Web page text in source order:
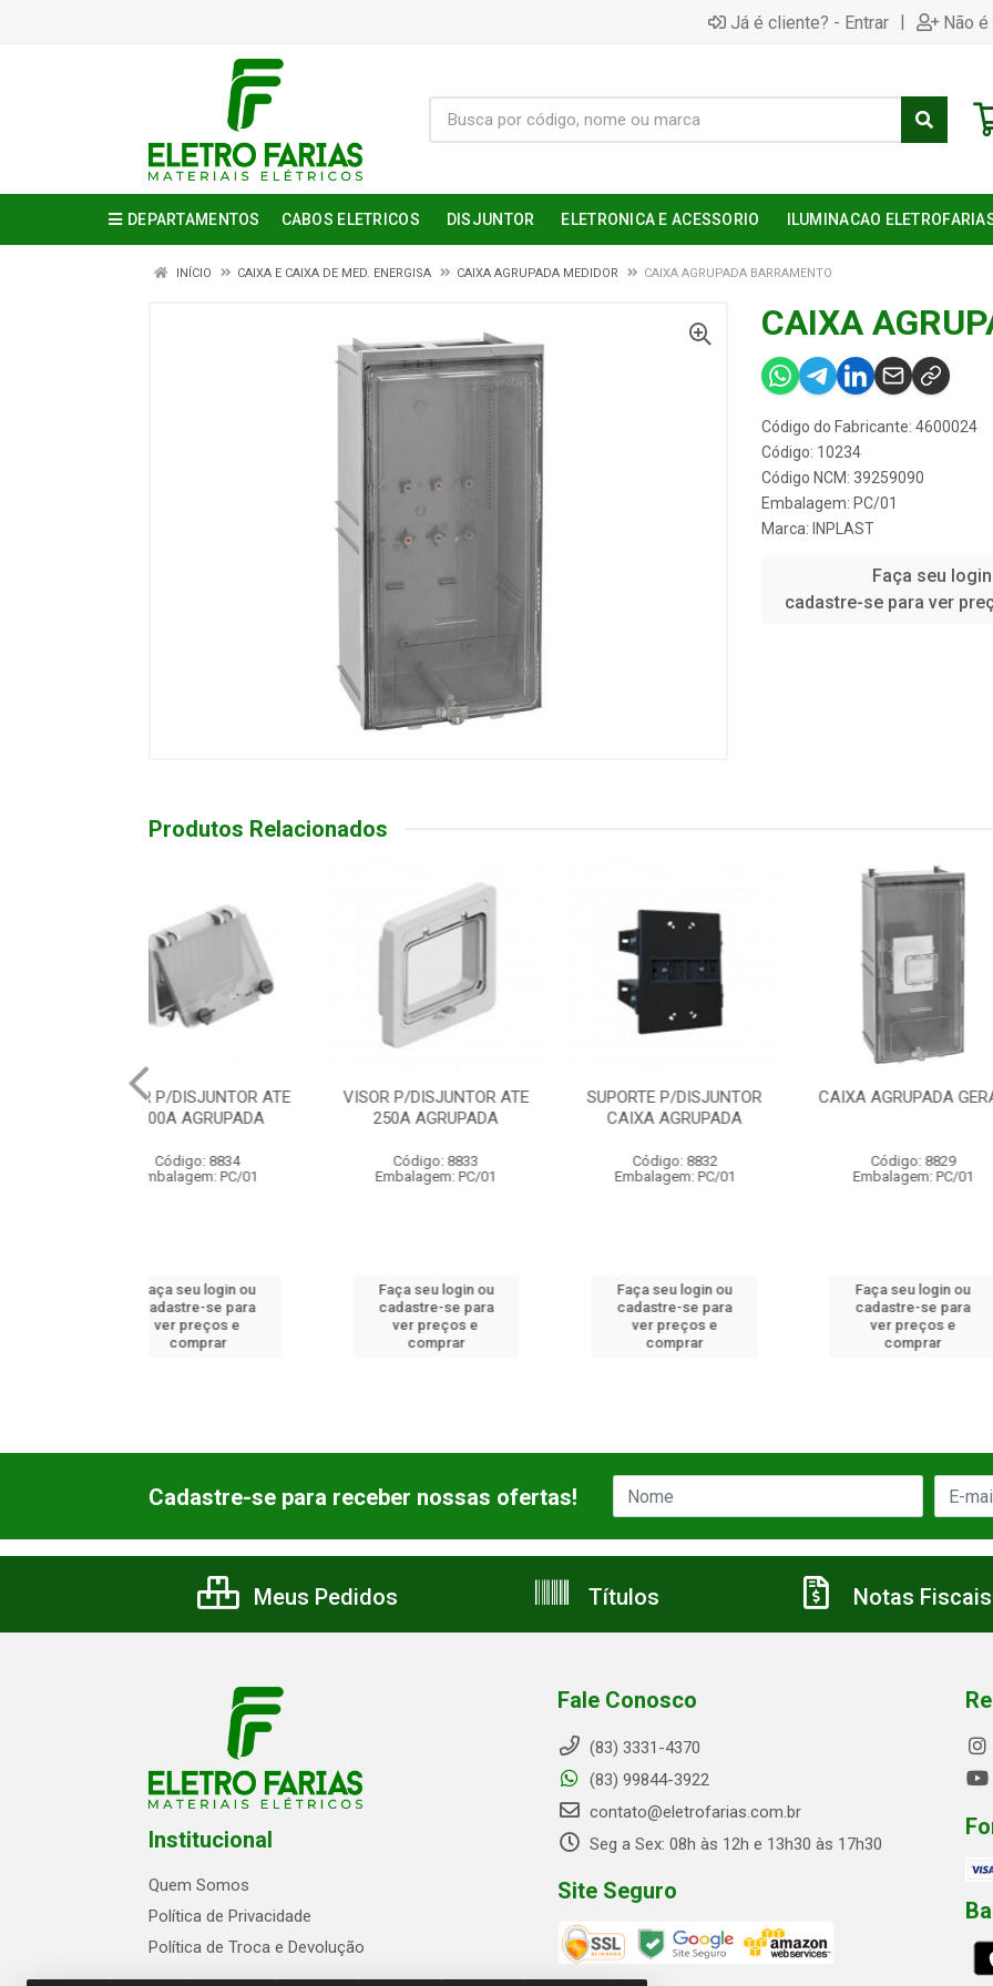
Já é cliente? - Entrar | Não
DEPARTAMENTOS CABOS ELETRICOS DISJUNTOR ELETRONICA E ACESSORIO ILUMINACAO
INÍCIO CAIXA E CAIXA DE MED. ENERGISA CAIXA AGRUPADA MEDIDOR CAIXA AGRUPADA BARRAMENTO
CAIXA
Código do Fabricante: 4600024
Código: 10234
Código NCM: 39259090
Embalagem: PC/01
Marca: INPLAST
Faça seu
cadastre-se para ver
Produtos Relacionados
VISOR P/DISJUNTOR ATE
250A AGRUPADA
Código: 8833
Embalagem: PC/01
Faça seu login ou
cadastre-se para
ver preços e
SUPORTE P/DISJUNTOR
CAIXA AGRUPADA
Código: 8832
Embalagem: PC/01
Faça seu login ou
cadastre-se para
ver preços e
CAIXA AGRUPADA GERAL
Código: 8829
Embalagem: PC/01
Faça seu login ou
cadastre-se para
ver preços e
CAIXA
Código:
Faça seu
cadastre-
ver
Cadastre-se para receber nossas ofertas!
Meus Pedidos Títulos Notas Fiscais
Institucional
Quem Somos
Política de Privacidade
Política de Troca e Devolução
Fale Conosco
(83) 3331-4370
(83) 99844-3922
contato@eletrofarias.com.br
Seg a Sex: 08h às 12h e 13h30 às 17h30
Site Seguro